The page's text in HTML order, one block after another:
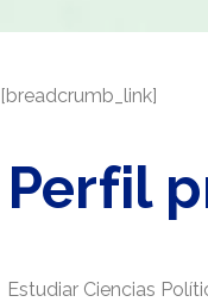
[breadcrumb_link]
Perfil
Estudiar Ciencias